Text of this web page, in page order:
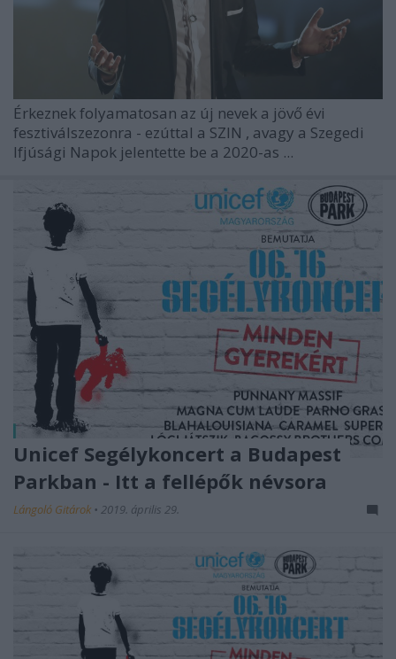
Érkeznek folyamatosan az új nevek a jövő évi
fesztiválszezonra - ezúttal a SZIN , avagy a Szegedi
Ifjúsági Napok jelentette be a 2020-as ...
Unicef Segélykoncert a Budapest
Parkban - Itt a fellépők névsora
Lángoló Gitárok • 2019. április 29.